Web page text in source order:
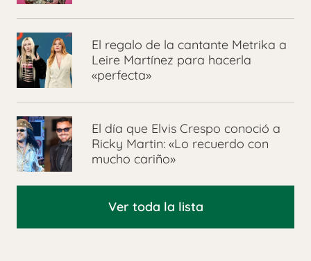
El regalo de la cantante Metrika a
Leire Martínez para hacerla
«perfecta»
El día que Elvis Crespo conoció a
Ricky Martin: «Lo recuerdo con
mucho cariño»
Ver toda la lista